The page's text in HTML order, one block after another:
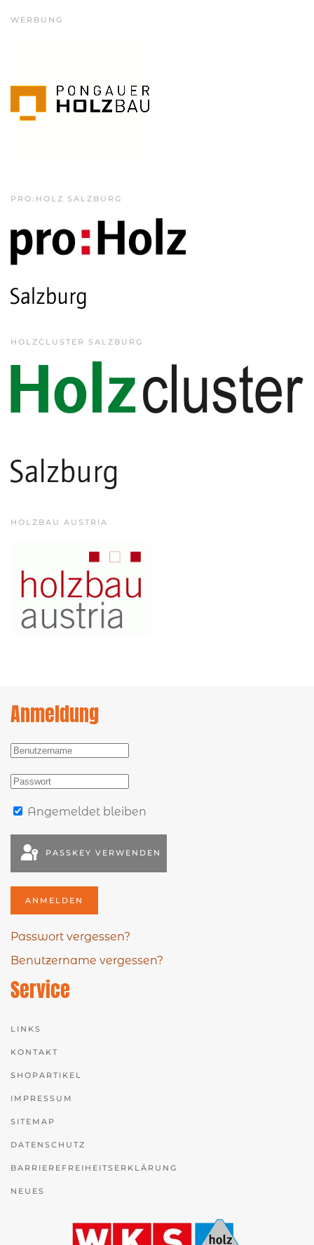
WERBUNG
PRO:HOLZ SALZBURG
HOLZCLUSTER SALZBURG
HOLZBAU AUSTRIA
Anmeldung
Angemeldet bleiben
PASSKEY VERWENDEN
ANMELDEN
Passwort vergessen?
Benutzername vergessen?
Service
LINKS
KONTAKT
SHOPARTIKEL
IMPRESSUM
SITEMAP
DATENSCHUTZ
BARRIEREFREIHEITSERKLÄRUNG
NEUES